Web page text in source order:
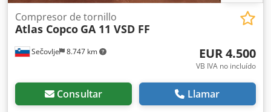
Sečovlje 8.747 km
Compresor de tornillo
Atlas Copco GA 11 VSD FF
EUR 4.500
VB IVA no incluído
Consultar Llamar